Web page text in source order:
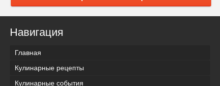
Навигация
Главная
Кулинарные рецепты
Кулинарные события